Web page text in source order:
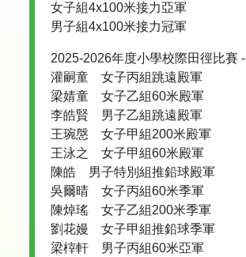
女子組4x100米接力亞軍
男子組4x100米接力冠軍
2025-2026年度小學校際田徑比賽 -
灌嗣童 女子丙組跳遠殿軍
梁婧童 女子乙組60米殿軍
李皓賢 男子乙組跳遠殿軍
王琬慇 女子甲組200米殿軍
王泳之 女子甲組60米殿軍
陳皓 男子特別組推鉛球殿軍
吳爾晴 女子丙組60米季軍
陳焯瑤 女子乙組200米季軍
劉花嫚 女子甲組推鉛球季軍
梁榟軒 男子丙組60米亞軍